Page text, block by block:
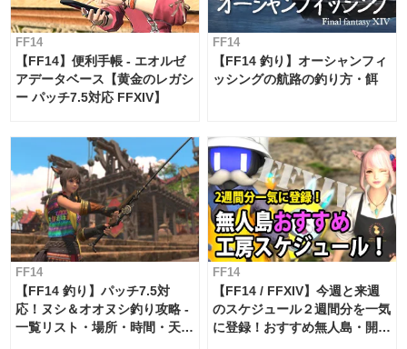
FF14
【FF14】便利手帳 - エオルゼ
アデータベース【黄金のレガシ
ー パッチ7.5対応 FFXIV】
FF14
【FF14 釣り】オーシャンフィ
ッシングの航路の釣り方・餌
FF14
【FF14 釣り】パッチ7.5対
応！ヌシ＆オオヌシ釣り攻略 -
一覧リスト・場所・時間・天
FF14
【FF14 / FFXIV】今週と来週
のスケジュール２週間分を一気
に登録！おすすめ無人島・開拓